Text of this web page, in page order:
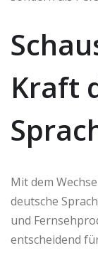
Kraft
Mit dem
deutsche
und
entscheidend